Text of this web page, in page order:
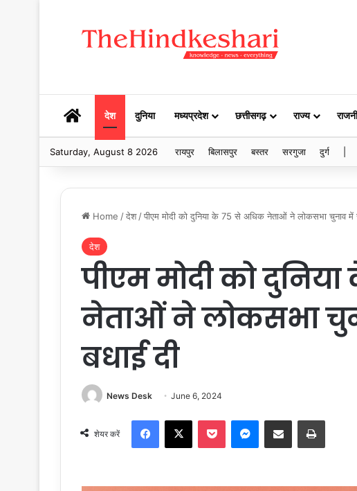
HOMEदेश दुनिया मध्यप्रदेश छत्तीसगढ़ राज्य
Saturday, August 8 2026 रायपुर बिलासपुर बस्तर सरगुजा दुर्ग
Home /देश /पीएम मोदी को दुनिया के 75 से अधिक नेताओं ने लोकसभा चुनाव में
देश
पीएम मोदी को
नेताओं ने लोकसभा
बधाई दी
News Desk June 6, 2024
शेयर करें